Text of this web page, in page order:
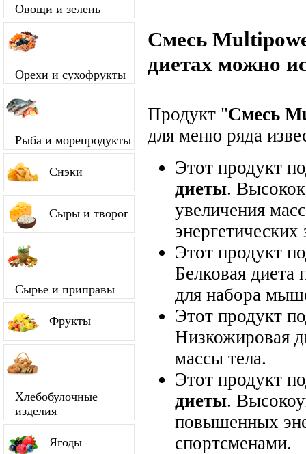
Овощи и зелень
Орехи и сухофрукты
Рыба и морепродукты
Снэки
Сыры и творог
Сырье и приправы
Фрукты
Хлебобулочные
изделия
Ягоды
Смесь
диетах можно
Продукт "Смесь
для меню ряда
Этот продукт
диеты.
увеличения
энергетических
Этот продукт
Белковая диета
для набора
Этот продукт
Низкожировая
массы тела.
Этот продукт
диеты.
повышенных
спортсменами.